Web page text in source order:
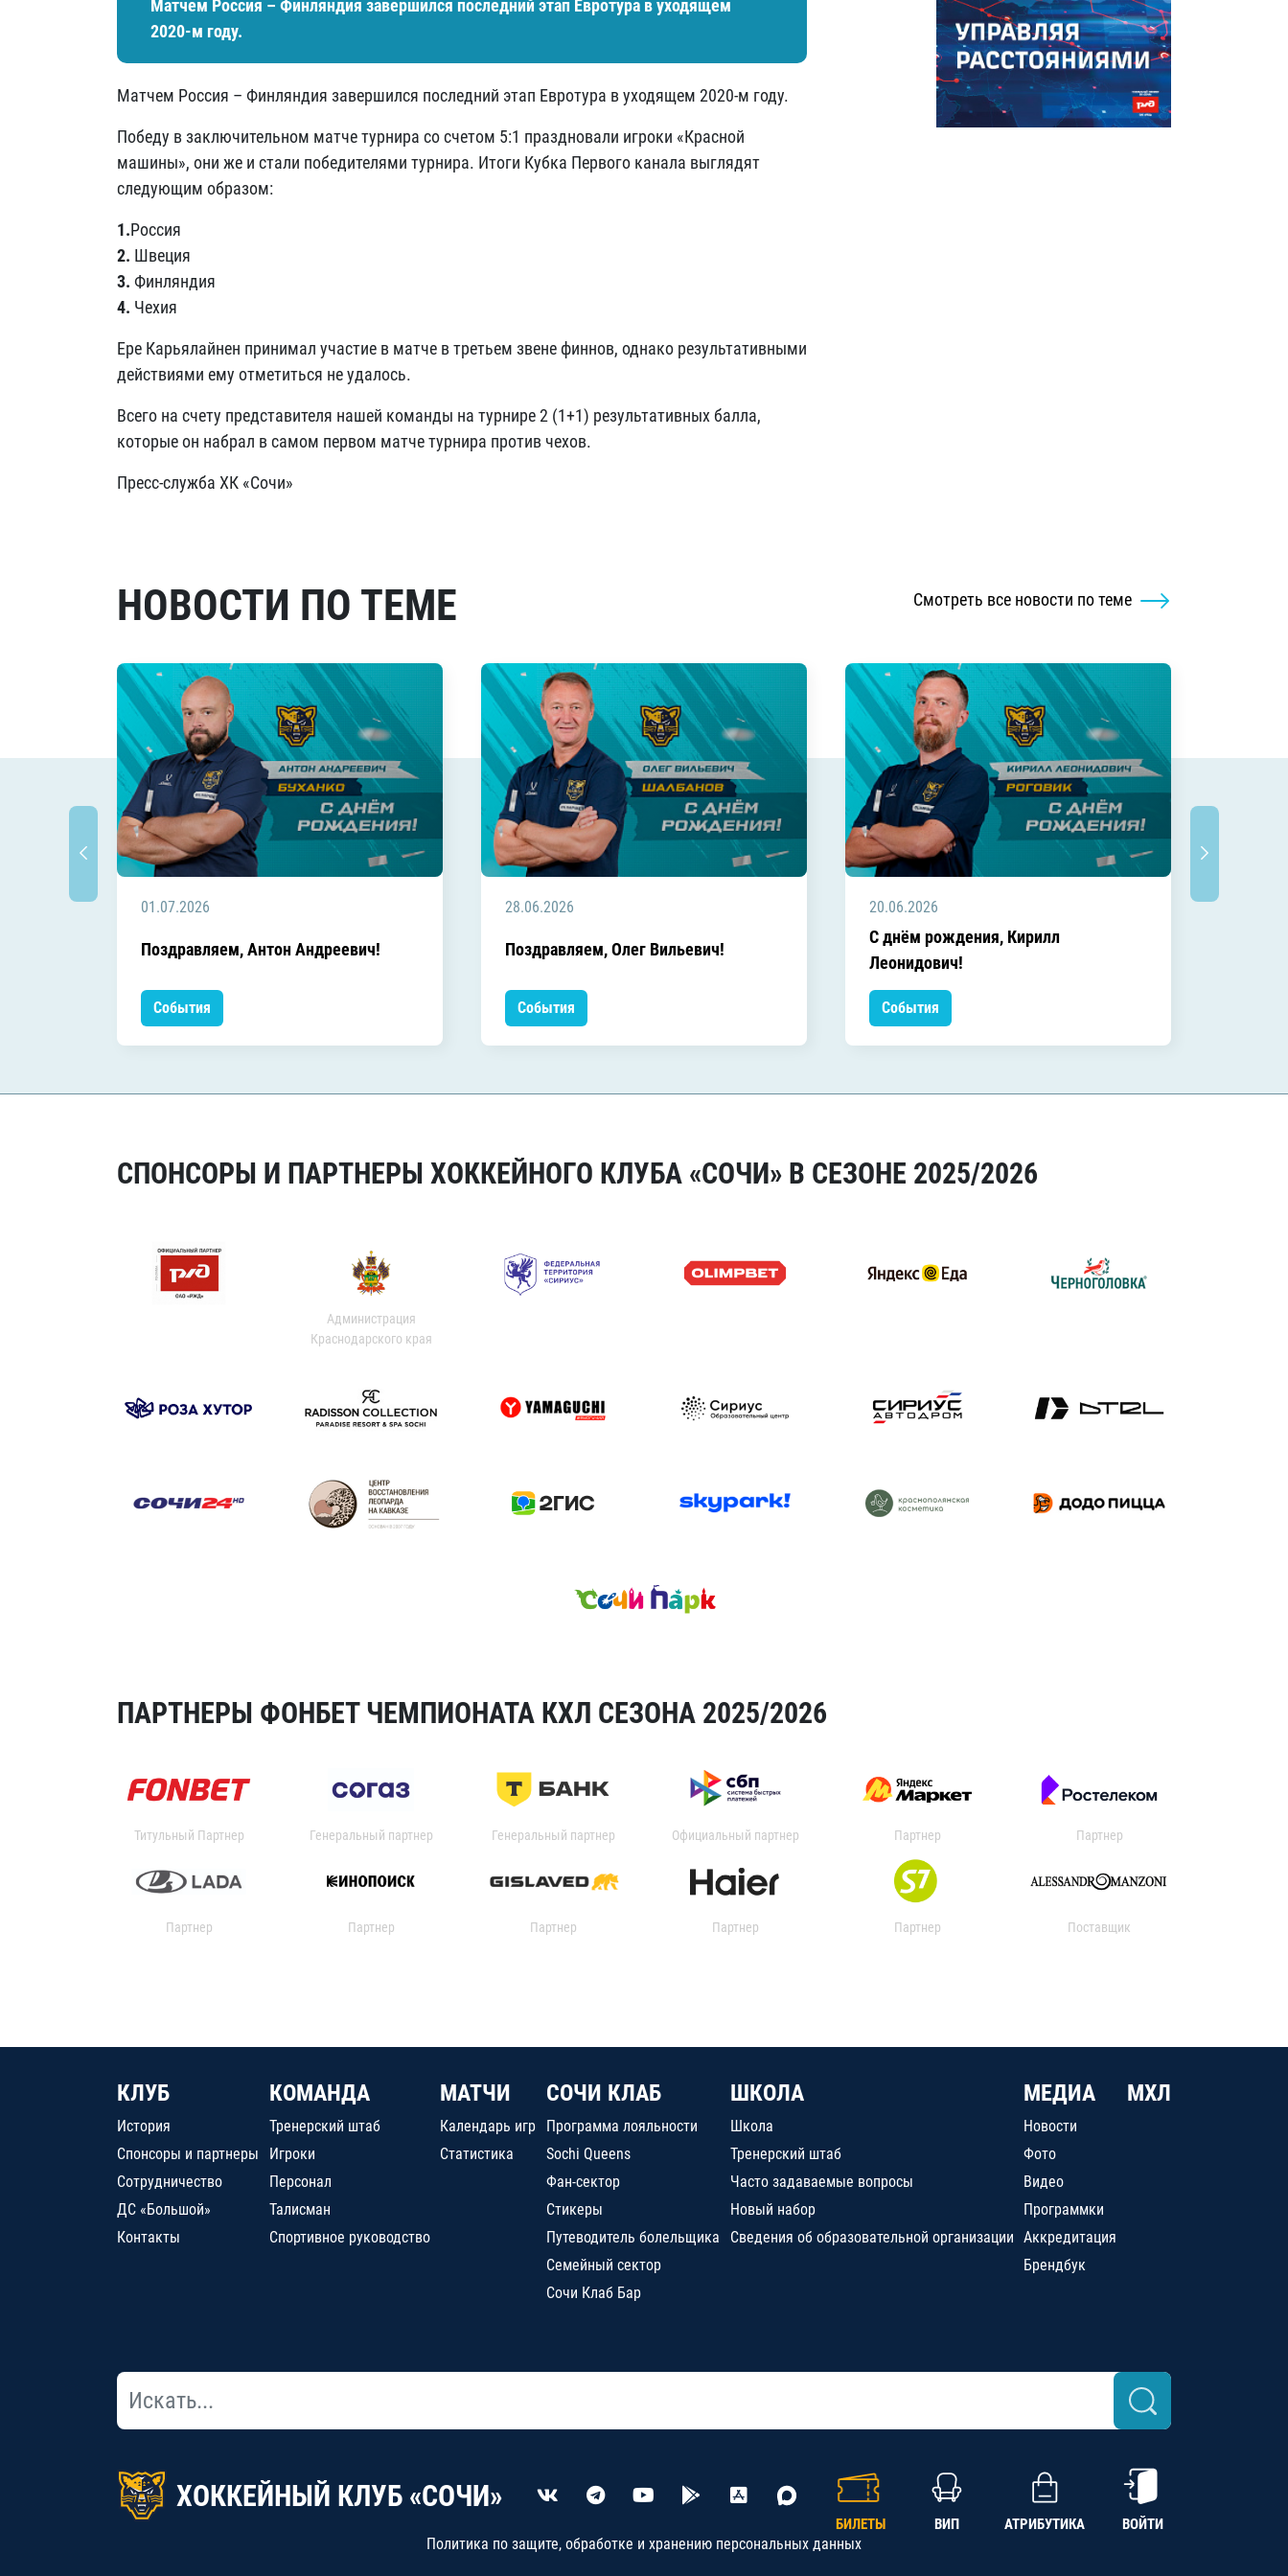
Матчем Россия – Финляндия завершился последний этап Евротура в уходящем
2020-м году.
Матчем Россия – Финляндия завершился последний этап Евротура в уходящем 2020-м году.
Победу в заключительном матче турнира со счетом 5:1 праздновали игроки «Красной
машины», они же и стали победителями турнира. Итоги Кубка Первого канала выглядят
следующим образом:
1.Россия
2. Швеция
3. Финляндия
4. Чехия
Ере Карьялайнен принимал участие в матче в третьем звене финнов, однако результативными
действиями ему отметиться не удалось.
Всего на счету представителя нашей команды на турнире 2 (1+1) результативных балла,
которые он набрал в самом первом матче турнира против чехов.
Пресс-служба ХК «Сочи»
НОВОСТИ ПО ТЕМЕ Смотреть все новости по теме
01.07.2026
Поздравляем, Антон Андреевич!
События
28.06.2026
Поздравляем, Олег Вильевич!
События
20.06.2026
C днём рождения, Кирилл
Леонидович!
События
СПОНСОРЫ И ПАРТНЕРЫ ХОККЕЙНОГО КЛУБА «СОЧИ» В СЕЗОНЕ 2025/2026
Администрация
Краснодарского края
ПАРТНЕРЫ ФОНБЕТ ЧЕМПИОНАТА КХЛ СЕЗОНА 2025/2026
Титульный Партнер Генеральный партнер Генеральный партнер Официальный партнер Партнер Партнер
Партнер Партнер Партнер Партнер Партнер Поставщик
КЛУБ
История
Спонсоры и партнеры
Сотрудничество
ДС «Большой»
Контакты
КОМАНДА
Тренерский штаб
Игроки
Персонал
Талисман
Спортивное руководство
МАТЧИ
Календарь игр
Статистика
СОЧИ КЛАБ
Программа лояльности
Sochi Queens
Фан-сектор
Стикеры
Путеводитель болельщика
Семейный сектор
Сочи Клаб Бар
ШКОЛА
Школа
Тренерский штаб
Часто задаваемые вопросы
Новый набор
Сведения об образовательной организации
МЕДИА
Новости
Фото
Видео
Программки
Аккредитация
Брендбук
МХЛ
ХОККЕЙНЫЙ КЛУБ «СОЧИ»
БИЛЕТЫ ВИП АТРИБУТИКА ВОЙТИ
Политика по защите, обработке и хранению персональных данных